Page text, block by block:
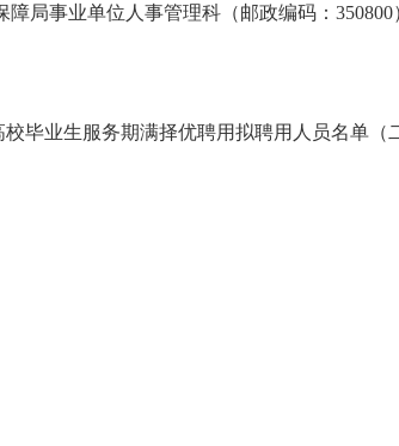
事业单位人事管理科（邮政编码：350800
业生服务期满择优聘用拟聘用人员名单（